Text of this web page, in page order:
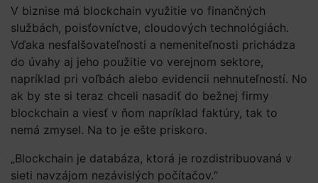
V biznise má blockchain využitie vo finančných
službách, poisťovníctve, cloudových technológiách.
Vďaka nesfalšovateľnosti a nemeniteľnosti prichádza
do úvahy aj jeho použitie vo verejnom sektore,
napríklad pri voľbách alebo evidencii nehnuteľností. No
ak by ste si teraz chceli nasadiť do bežnej firmy
blockchain a viesť v ňom napríklad faktúry, tak to
nemá zmysel. Na to je ešte priskoro.
„Blockchain je databáza, ktorá je rozdistribuovaná v
sieti navzájom nezávislých počítačov.“